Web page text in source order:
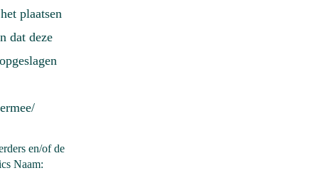
plaatsen
dat deze
en/of de
Naam: